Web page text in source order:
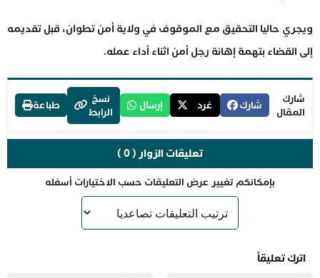
ويجري حاليا التحقيق مع الموقوف في ولاية أمن تطوان، قبل تقديمه
إلى القضاء بتهمة إهانة رجل أمن اثناء أداء عمله.
شارك
المقال
شارك غرد إرسال
نسخ
الرابط
طباعة
تعليقات الزوار ( 0 )
بإمكانكم تغيير عرض التعليقات حسب الاختيارات أسفله
اترك تعليقاً